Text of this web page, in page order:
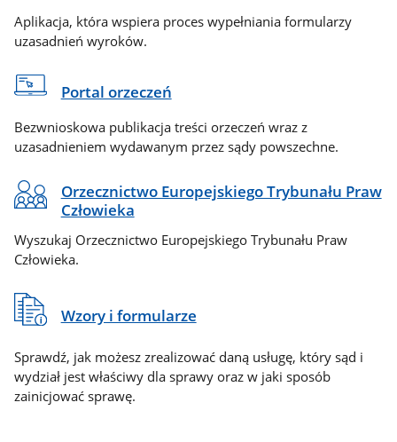
Aplikacja, która wspiera proces wypełniania formularzy
uzasadnień wyroków.
Portal orzeczeń
Bezwnioskowa publikacja treści orzeczeń wraz z
uzasadnieniem wydawanym przez sądy powszechne.
Orzecznictwo Europejskiego Trybunału Praw
Człowieka
Wyszukaj Orzecznictwo Europejskiego Trybunału Praw
Człowieka.
Wzory i formularze
Sprawdź, jak możesz zrealizować daną usługę, który sąd i
wydział jest właściwy dla sprawy oraz w jaki sposób
zainicjować sprawę.